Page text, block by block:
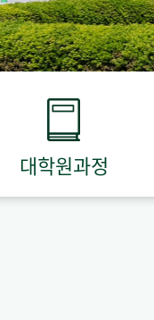
대학원과정